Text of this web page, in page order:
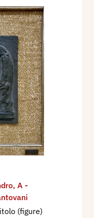
, A -
(figure)